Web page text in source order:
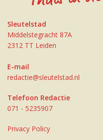
Sleutelstad
Middelstegracht 87A
2312 TT Leiden
E-mail
redactie@sleutelstad.nl
Telefoon Redactie
071 - 5235907
Privacy Policy